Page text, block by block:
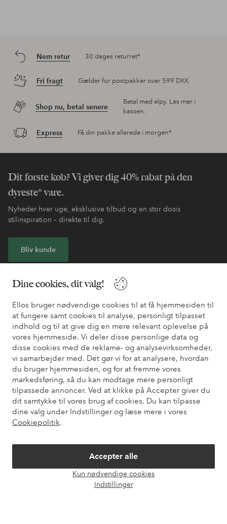
Dine cookies, dit valg!
Ellos bruger nødvendige cookies til at få hjemmesiden til
at fungere samt cookies til analyse, personligt tilpasset
indhold og til at give dig en mere relevant oplevelse på
vores hjemmeside. Vi deler disse personlige data og
disse cookies med de reklame- og analysevirksomheder,
vi samarbejder med. Det gør vi for at analysere, hvordan
du bruger hjemmesiden, og for at fremme vores
markedsføring, så du kan modtage mere personligt
tilpassede annoncer. Ved at klikke på Accepter giver du
dit samtykke til vores brug af cookies. Du kan tilpasse
dine valg under Indstillinger og læse mere i vores
Cookiepolitik.
Accepter alle
Kun nødvendige cookies
Indstillinger
Nem retur 30 dages returret*
Fri fragt Gælder for postpakker over 599 DKK
Shop nu, betal senere
Betal med elpy. Les mer i
kassen.
Express Få din pakke allerede i morgen*
Dit første køb? Vi giver dig 40% rabat på den
dyreste* vare.
Nyheder hver uge, eksklusive tilbud og en stor dosis
stilinspiration – direkte til dig.
Bliv kunde
Har du brug for hjælp?
Du kan finde svar på de oftest stillede spørgsmål i vores FAQ.
Du kan også finde oplysninger om, hvordan du kontakter os.
Kundeservice Bestilling Betalingsmåde
Mine sider